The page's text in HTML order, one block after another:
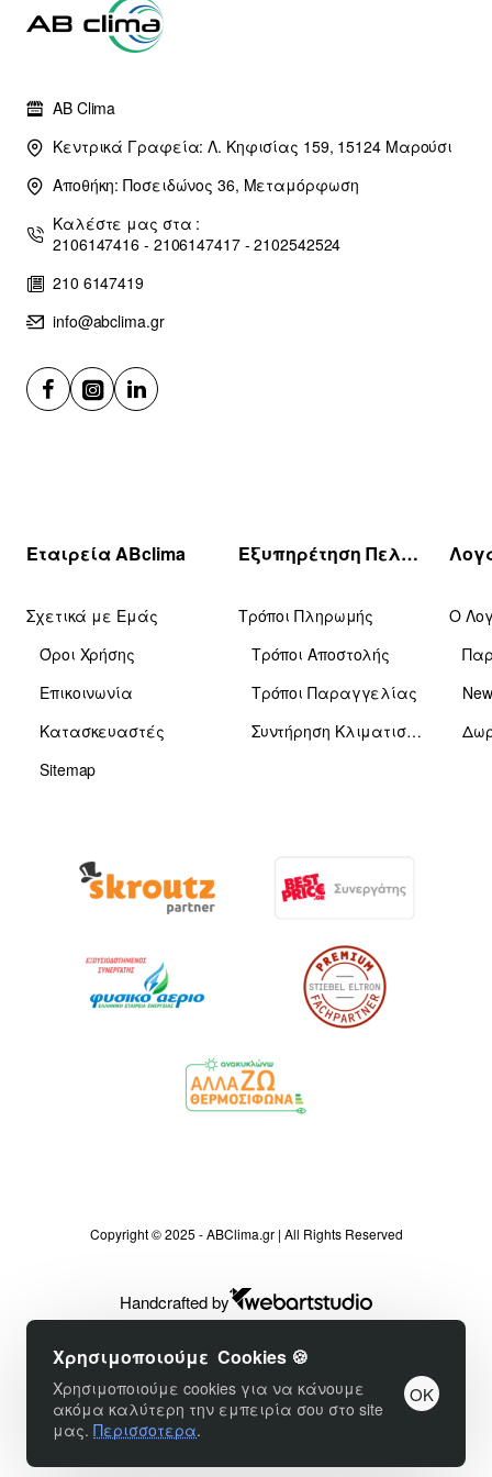
Χρησιμοποιούμε Cookies 🍪
Χρησιμοποιούμε cookies για να κάνουμε
ακόμα καλύτερη την εμπειρία σου στο site
μας. Περισσοτερα.
OK
AB Clima
Κεντρικά Γραφεία: Λ. Κηφισίας 159, 15124 Μαρούσι
Αποθήκη: Ποσειδώνος 36, Μεταμόρφωση
Καλέστε μας στα :
2106147416 - 2106147417 - 2102542524
210 6147419
info@abclima.gr
Εταιρεία ABclima
Σχετικά με Εμάς
Όροι Χρήσης
Επικοινωνία
Κατασκευαστές
Sitemap
Εξυπηρέτηση Πελατών
Τρόποι Πληρωμής
Τρόποι Αποστολής
Τρόποι Παραγγελίας
Συντήρηση Κλιματιστικών
Ο
Copyright © 2025 - ABClima.gr | All Rights Reserved
Handcrafted by
Φίλτρα προϊόντων